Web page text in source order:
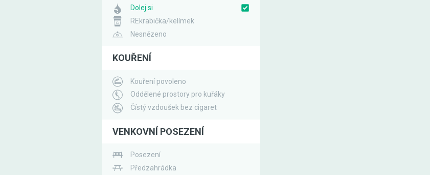
Dolej si
REkrabička/kelímek
Nesnězeno
KOUŘENÍ
Kouření povoleno
Oddělené prostory pro kuřáky
Čístý vzdoušek bez cigaret
VENKOVNÍ POSEZENÍ
Posezení
Předzahrádka